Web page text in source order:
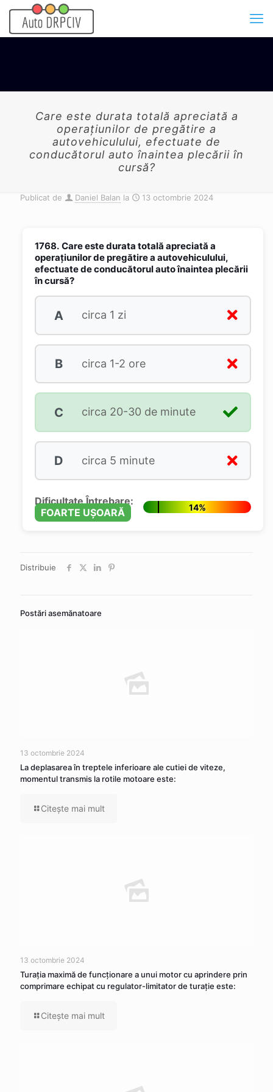
Care este durata totală apreciată a
operațiunilor de pregătire a
autovehiculului, efectuate de
conducătorul auto înaintea plecării în
cursă?
Publicat de Daniel Balan la 13 octombrie 2024
1768. Care este durata totală apreciată a
operațiunilor de pregătire a autovehiculului,
efectuate de conducătorul auto înaintea plecării
în cursă?
A circa 1 zi
B circa 1-2 ore
C circa 20-30 de minute
D circa 5 minute
Dificultate Întrebare:
FOARTE UȘOARĂ
14%
Distribuie
Postări asemănatoare
13 octombrie 2024
La deplasarea în treptele inferioare ale cutiei de viteze,
momentul transmis la rotile motoare este:
Citeşte mai mult
13 octombrie 2024
Turația maximă de funcționare a unui motor cu aprindere prin
comprimare echipat cu regulator-limitator de turație este:
Citeşte mai mult